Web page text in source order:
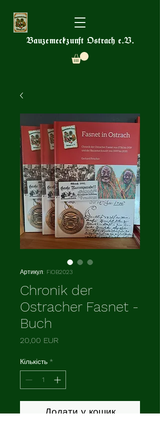
Bauzemeckzunft Ostrach e.V.
Артикул: FiOB2023
Chronik der
Ostracher Fasnet -
Buch
20,00 EUR
Кількість *
Додати у кошик